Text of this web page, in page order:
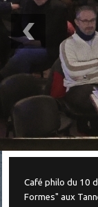
Café philo du 10
Formes" aux